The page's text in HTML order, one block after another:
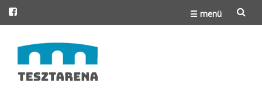
☰ menü
to
content